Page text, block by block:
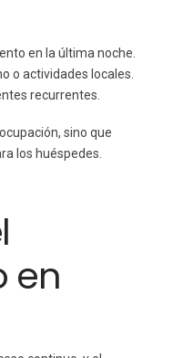
en la última noche.
o actividades locales.
recurrentes.
sino que
los huéspedes.
en